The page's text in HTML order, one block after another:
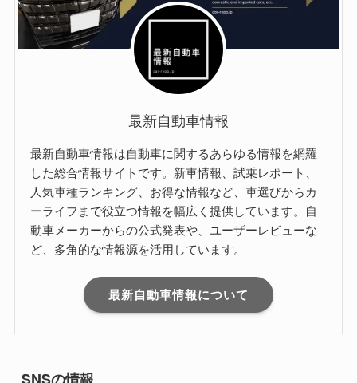
最新自動車情報
最新自動車情報は自動車に関するあらゆる情報を網羅
した総合情報サイトです。新車情報、試乗レポート、
人気車種ランキング、お得な情報など、車選びからカ
ーライフまで役立つ情報を幅広く提供しています。自
動車メーカーからの公式発表や、ユーザーレビューな
ど、多角的な情報源を活用しています。
最新自動車情報について
SNSの情報